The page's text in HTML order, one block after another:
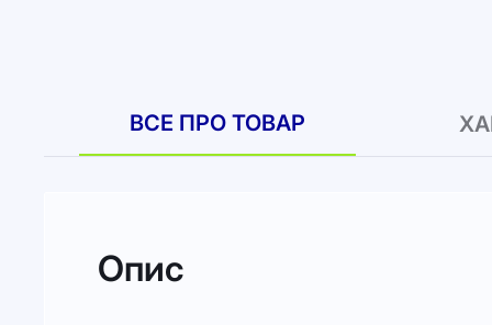
ВСЕ ПРО ТОВАР
Опис